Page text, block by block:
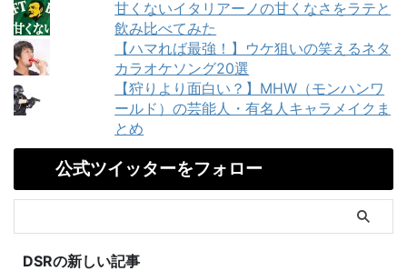
甘くないイタリアーノの甘くなさをラテと
飲み比べてみた
【ハマれば最強！】ウケ狙いの笑えるネタ
カラオケソング20選
【狩りより面白い？】MHW（モンハンワ
ールド）の芸能人・有名人キャラメイクま
とめ
公式ツイッターをフォロー
DSRの新しい記事